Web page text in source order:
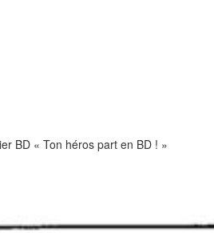
BD « Ton héros part en BD ! »